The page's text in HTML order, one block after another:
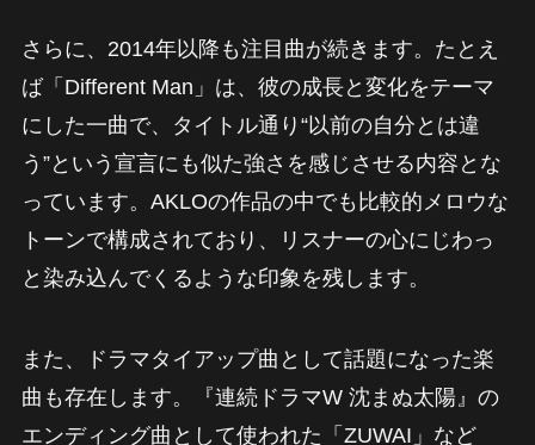
さらに、2014年以降も注目曲が続きます。たとえ
ば「Different Man」は、彼の成長と変化をテーマ
にした一曲で、タイトル通り“以前の自分とは違
う”という宣言にも似た強さを感じさせる内容とな
っています。AKLOの作品の中でも比較的メロウな
トーンで構成されており、リスナーの心にじわっ
と染み込んでくるような印象を残します。
また、ドラマタイアップ曲として話題になった楽
曲も存在します。『連続ドラマW 沈まぬ太陽』の
エンディング曲として使われた「ZUWAI」など